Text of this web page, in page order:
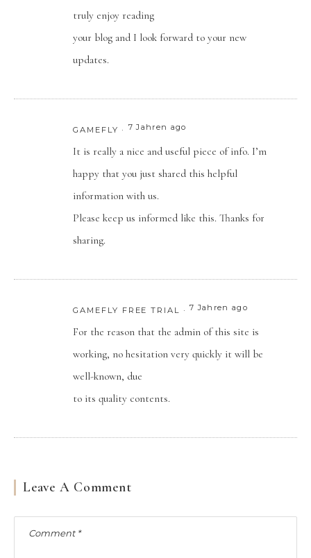
truly enjoy reading
your blog and I look forward to your new
updates.
GAMEFLY 7 Jahren ago
It is really a nice and useful piece of info. I’m
happy that you just shared this helpful
information with us.
Please keep us informed like this. Thanks for
sharing.
GAMEFLY FREE TRIAL 7 Jahren ago
For the reason that the admin of this site is
working, no hesitation very quickly it will be
well-known, due
to its quality contents.
Leave A Comment